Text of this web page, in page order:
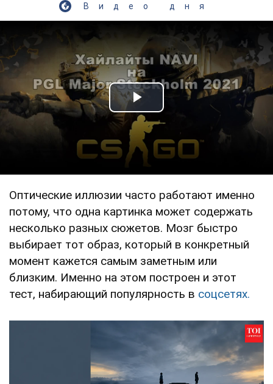
Видео дня
Play Video
Оптические иллюзии часто работают именно
потому, что одна картинка может содержать
несколько разных сюжетов. Мозг быстро
выбирает тот образ, который в конкретный
момент кажется самым заметным или
близким. Именно на этом построен и этот
тест, набирающий популярность в соцсетях.